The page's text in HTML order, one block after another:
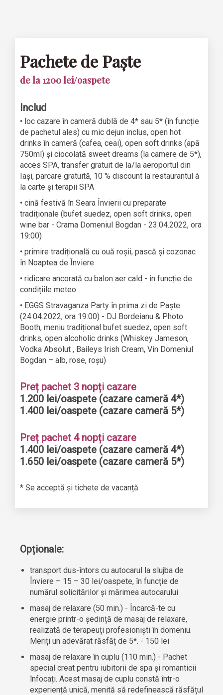
Pachete de Paște
de la 1200 lei/oaspete
Includ
• loc cazare în cameră dublă de 4* sau 5* (în funcție
de pachetul ales) cu mic dejun inclus, open hot
drinks în cameră (cafea, ceai), open soft drinks (apă
750ml) și ciocolată sweet dreams (la camere de 5*),
acces SPA, transfer gratuit de la/la aeroportul din
Iași, parcare gratuită, 10 % discount la restaurantul à
la carte și terapii SPA
• cină festivă în Seara Învierii cu preparate
tradiționale (bufet suedez, open soft drinks, open
wine bar - Crama Domeniul Bogdan - 23.04.2022, ora
19:00)
• primire tradițională cu ouă roșii, pască și cozonac
în Noaptea de Înviere
• ridicare ancorată cu balon aer cald - în funcție de
condițiile meteo
• EGGS Stravaganza Party în prima zi de Paște
(24.04.2022, ora 19:00) - DJ Bordeianu & Photo
Booth, meniu tradițional bufet suedez, open soft
drinks, open alcoholic drinks (Whiskey Jameson,
Vodka Absolut , Baileys Irish Cream, Vin Domeniul
Bogdan – alb, rose, roșu)
Preț pachet 3 nopți cazare
1.200 lei/oaspete (cazare cameră 4*)
1.400 lei/oaspete (cazare cameră 5*)
Preț pachet 4 nopți cazare
1.400 lei/oaspete (cazare cameră 4*)
1.650 lei/oaspete (cazare cameră 5*)
* Se acceptă și tichete de vacanță
Opționale:
transport dus-întors cu autocarul la slujba de
Înviere – 15 – 30 lei/oaspete, în funcție de
numărul solicitărilor și mărimea autocarului
masaj de relaxare (50 min.) - Încarcă-te cu
energie printr-o ședință de masaj de relaxare,
realizată de terapeuți profesioniști în domeniu.
Meriți un adevărat răsfăț de 5*. - 150 lei
masaj de relaxare în cuplu (110 min.) - Pachet
special creat pentru iubitorii de spa și romanticii
înfocați. Acest masaj de cuplu constă într-o
experiență unică, menită să redefinească răsfățul